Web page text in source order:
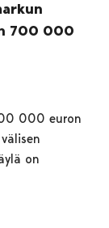
700 000
000 euron
on